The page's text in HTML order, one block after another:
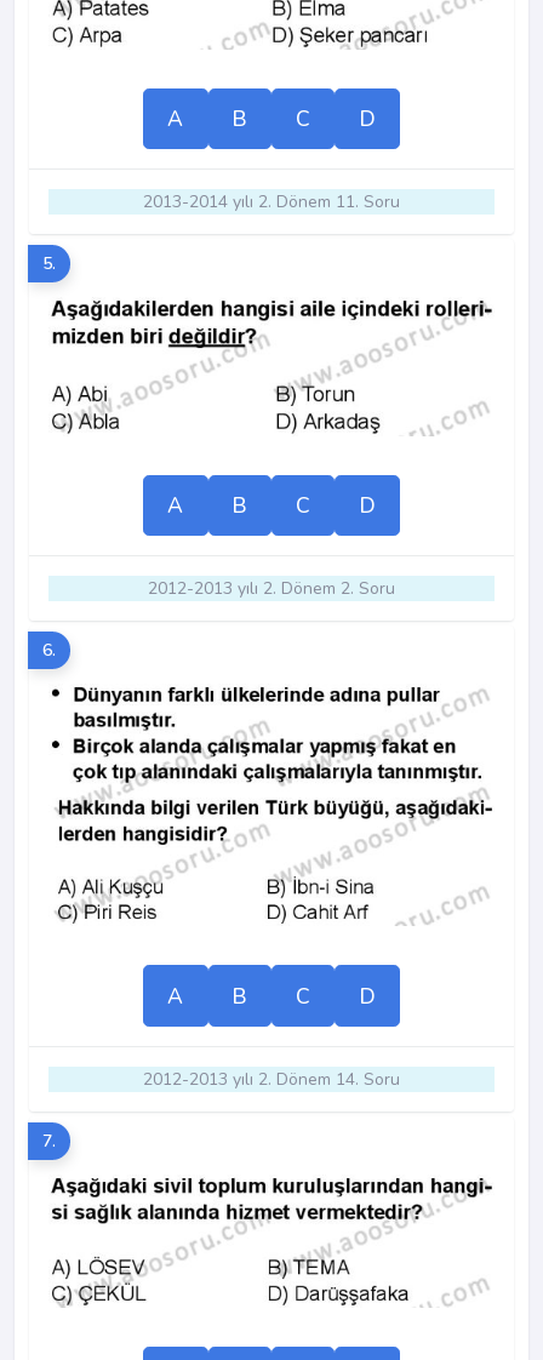
A B C D
2013-2014 yılı 2. Dönem 11. Soru
5.
A B C D
2012-2013 yılı 2. Dönem 2. Soru
6.
A B C D
2012-2013 yılı 2. Dönem 14. Soru
7.